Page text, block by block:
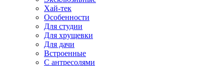
Хай-тек
Особенности
Для студии
Для хрущевки
Для дачи
Встроенные
С антресолями